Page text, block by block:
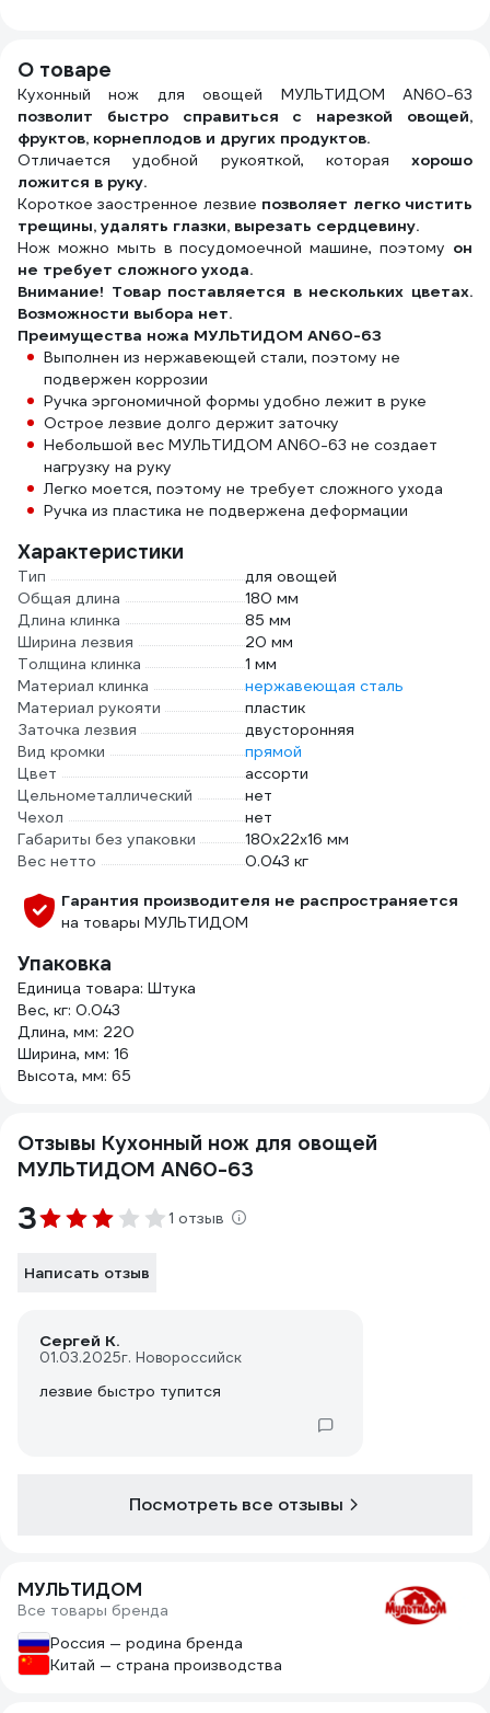
О товаре
Кухонный нож для овощей МУЛЬТИДОМ AN60-63
позволит быстро справиться с нарезкой овощей,
фруктов, корнеплодов и других продуктов.
Отличается удобной рукояткой, которая хорошо
ложится в руку.
Короткое заостренное лезвие позволяет легко чистить
трещины, удалять глазки, вырезать сердцевину.
Нож можно мыть в посудомоечной машине, поэтому он
не требует сложного ухода.
Внимание! Товар поставляется в нескольких цветах.
Возможности выбора нет.
Преимущества ножа МУЛЬТИДОМ AN60-63
Выполнен из нержавеющей стали, поэтому не
подвержен коррозии
Ручка эргономичной формы удобно лежит в руке
Острое лезвие долго держит заточку
Небольшой вес МУЛЬТИДОМ AN60-63 не создает
нагрузку на руку
Легко моется, поэтому не требует сложного ухода
Ручка из пластика не подвержена деформации
Характеристики
Тип
для овощей
Общая длина
180 мм
Длина клинка
85 мм
Ширина лезвия
20 мм
Толщина клинка
1 мм
Материал клинка
нержавеющая сталь
Материал рукояти
пластик
Заточка лезвия
двусторонняя
Вид кромки
прямой
Цвет
ассорти
Цельнометаллический
нет
Чехол
нет
Габариты без упаковки
180х22х16 мм
Вес нетто
0.043 кг
Гарантия производителя не распространяется
на товары МУЛЬТИДОМ
Упаковка
Единица товара: Штука
Вес, кг: 0.043
Длина, мм: 220
Ширина, мм: 16
Высота, мм: 65
Отзывы Кухонный нож для овощей
МУЛЬТИДОМ AN60-63
3 1 отзыв
Написать отзыв
Сергей К.
01.03.2025г. Новороссийск
лезвие быстро тупится
Посмотреть все отзывы
МУЛЬТИДОМ
Все товары бренда
Россия — родина бренда
Китай — страна производства